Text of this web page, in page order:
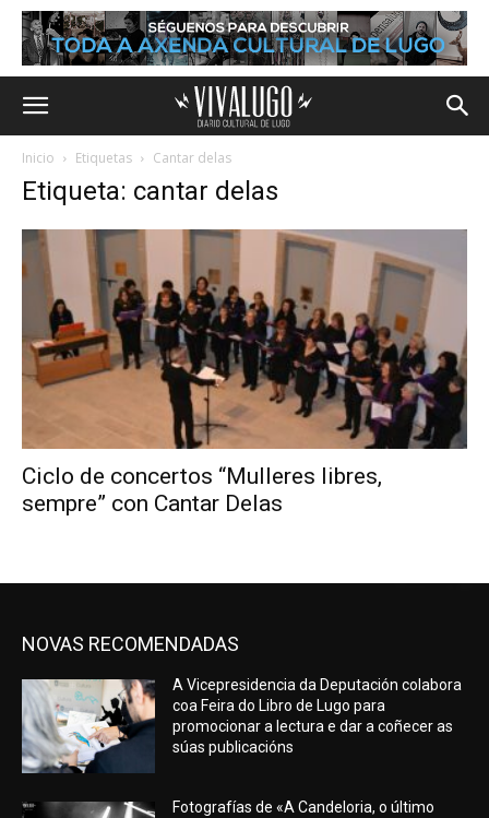
Inicio Etiquetas Cantar delas
Etiqueta: cantar delas
Ciclo de concertos “Mulleres libres,
sempre” con Cantar Delas
NOVAS RECOMENDADAS
A Vicepresidencia da Deputación colabora
coa Feira do Libro de Lugo para
promocionar a lectura e dar a coñecer as
súas publicacións
Fotografías de «A Candeloria, o último